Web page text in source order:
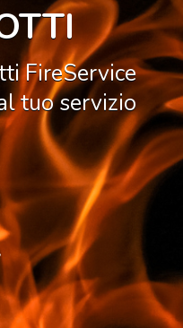
FireService
tuo servizio